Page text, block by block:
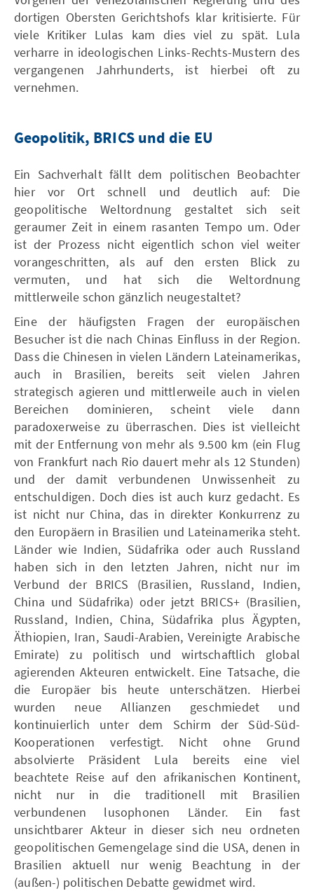
dortigen Obersten Gerichtshofs klar kritisierte. Für
viele Kritiker Lulas kam dies viel zu spät. Lula
verharre in ideologischen Links-Rechts-Mustern des
vergangenen Jahrhunderts, ist hierbei oft zu
vernehmen.
Geopolitik, BRICS und die EU
Ein Sachverhalt fällt dem politischen Beobachter
hier vor Ort schnell und deutlich auf: Die
geopolitische Weltordnung gestaltet sich seit
geraumer Zeit in einem rasanten Tempo um. Oder
ist der Prozess nicht eigentlich schon viel weiter
vorangeschritten, als auf den ersten Blick zu
vermuten, und hat sich die Weltordnung
mittlerweile schon gänzlich neugestaltet?
Eine der häufigsten Fragen der europäischen
Besucher ist die nach Chinas Einfluss in der Region.
Dass die Chinesen in vielen Ländern Lateinamerikas,
auch in Brasilien, bereits seit vielen Jahren
strategisch agieren und mittlerweile auch in vielen
Bereichen dominieren, scheint viele dann
paradoxerweise zu überraschen. Dies ist vielleicht
mit der Entfernung von mehr als 9.500 km (ein Flug
von Frankfurt nach Rio dauert mehr als 12 Stunden)
und der damit verbundenen Unwissenheit zu
entschuldigen. Doch dies ist auch kurz gedacht. Es
ist nicht nur China, das in direkter Konkurrenz zu
den Europäern in Brasilien und Lateinamerika steht.
Länder wie Indien, Südafrika oder auch Russland
haben sich in den letzten Jahren, nicht nur im
Verbund der BRICS (Brasilien, Russland, Indien,
China und Südafrika) oder jetzt BRICS+ (Brasilien,
Russland, Indien, China, Südafrika plus Ägypten,
Äthiopien, Iran, Saudi-Arabien, Vereinigte Arabische
Emirate) zu politisch und wirtschaftlich global
agierenden Akteuren entwickelt. Eine Tatsache, die
die Europäer bis heute unterschätzen. Hierbei
wurden neue Allianzen geschmiedet und
kontinuierlich unter dem Schirm der Süd-Süd-
Kooperationen verfestigt. Nicht ohne Grund
absolvierte Präsident Lula bereits eine viel
beachtete Reise auf den afrikanischen Kontinent,
nicht nur in die traditionell mit Brasilien
verbundenen lusophonen Länder. Ein fast
unsichtbarer Akteur in dieser sich neu ordneten
geopolitischen Gemengelage sind die USA, denen in
Brasilien aktuell nur wenig Beachtung in der
(außen-) politischen Debatte gewidmet wird.